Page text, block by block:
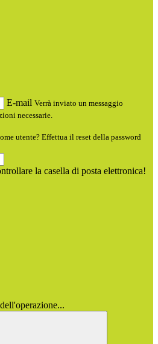
E-mail Verrà inviato un messaggio
necessarie.
utente? Effettua il reset della password
la casella di posta elettronica!